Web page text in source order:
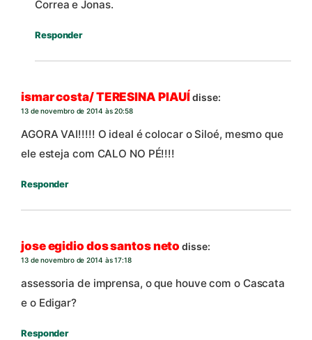
Correa e Jonas.
Responder
ismar costa/ TERESINA PIAUÍdisse:
13 de novembro de 2014 às 20:58
AGORA VAI!!!!! O ideal é colocar o Siloé, mesmo que
ele esteja com CALO NO PÉ!!!!
Responder
jose egidio dos santos neto disse:
13 de novembro de 2014 às 17:18
assessoria de imprensa, o que houve com o Cascata
e o Edigar?
Responder